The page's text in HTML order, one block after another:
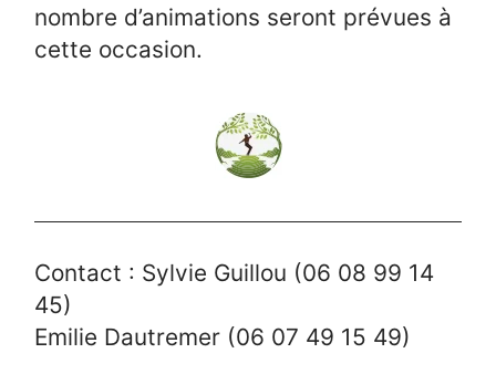
nombre d’animations seront prévues à
cette occasion.
Contact : Sylvie Guillou (06 08 99 14
45)
Emilie Dautremer (06 07 49 15 49)